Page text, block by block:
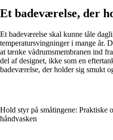
Et badeværelse, der
Et badeværelse skal kunne tåle
temperatursvingninger i mange år.
at tænke vådrumsmembranen ind
del af designet, ikke som en
badeværelse, der holder sig smukt
Hold styr på småtingene: Praktiske
håndvasken